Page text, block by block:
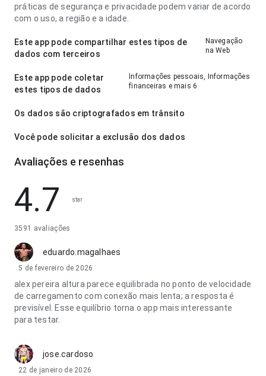
práticas de segurança e privacidade podem variar de acordo
com o uso, a região e a idade.
Este app pode compartilhar estes tipos de
dados com terceiros
Navegação
na Web
Este app pode coletar
estes tipos de dados
Informações pessoais, Informações
financeiras e mais 6
Os dados são criptografados em trânsito
Você pode solicitar a exclusão dos dados
Avaliações e resenhas
4.7 star
3591 avaliações
eduardo.magalhaes
5 de fevereiro de 2026
alex pereira altura parece equilibrada no ponto de velocidade
de carregamento com conexão mais lenta; a resposta é
previsível. Esse equilíbrio torna o app mais interessante
para testar.
jose.cardoso
22 de janeiro de 2026